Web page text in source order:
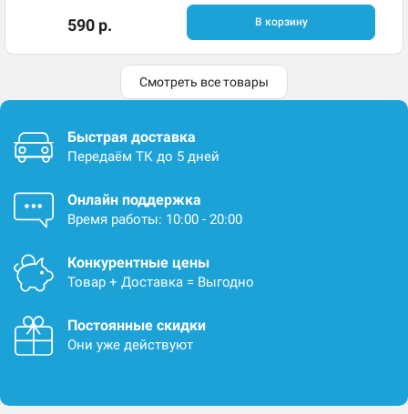
590 р. В корзину
Смотреть все товары
Быстрая доставка
Передаём ТК до 5 дней
Онлайн поддержка
Время работы: 10:00 - 20:00
Конкурентные цены
Товар + Доставка = Выгодно
Постоянные скидки
Они уже действуют